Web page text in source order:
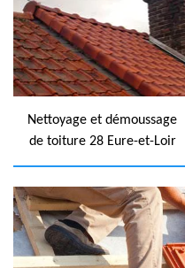
Nettoyage et démoussage
de toiture 28 Eure-et-Loir